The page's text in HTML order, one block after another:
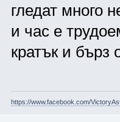
гледат много
и час е
кратък и бърз
https://www.facebook.com/